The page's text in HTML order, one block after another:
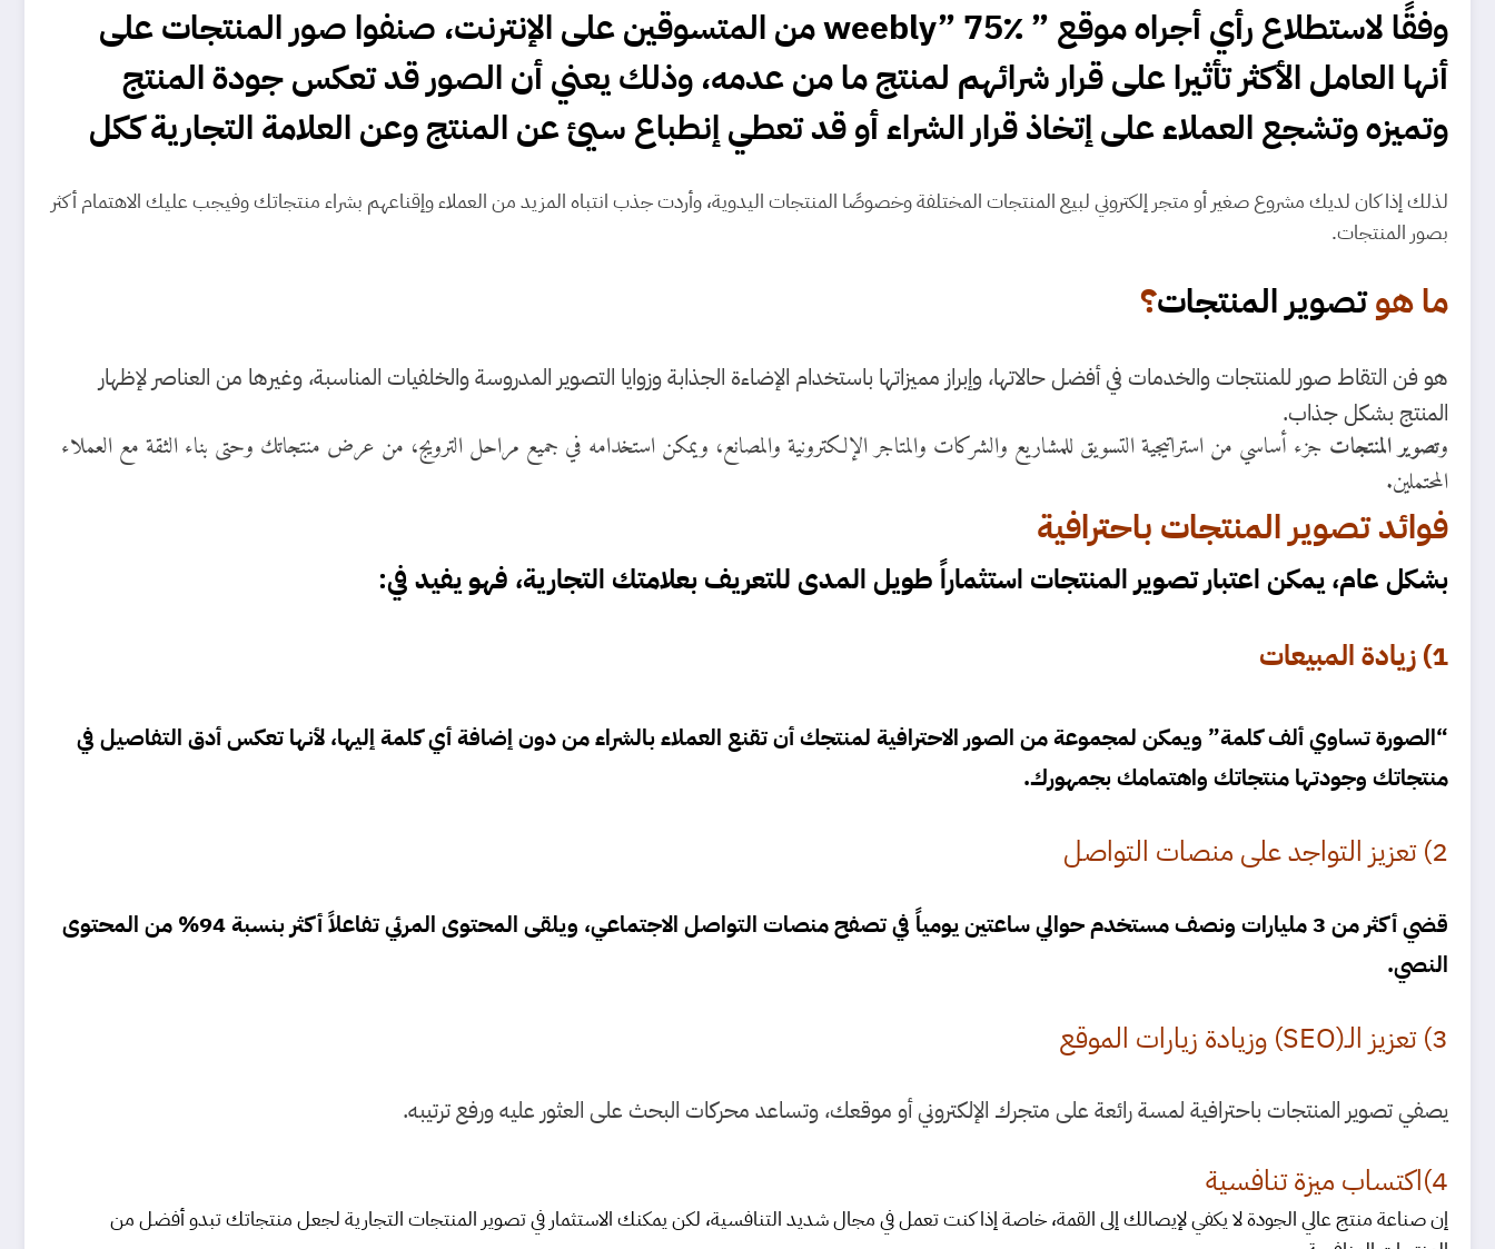
وفقًا لاستطلاع رأي أجراه موقع ” weebly” 75٪ من المتسوقين على الإنترنت، صنفوا صور المنتجات على
أنها العامل الأكثر تأثيرا على قرار شرائهم لمنتج ما من عدمه، وذلك يعني أن الصور قد تعكس جودة المنتج
وتميزه وتشجع العملاء على إتخاذ قرار الشراء أو قد تعطي إنطباع سيئ عن المنتج وعن العلامة التجارية ككل
لذلك إذا كان لديك مشروع صغير أو متجر إلكتروني لبيع المنتجات المختلفة وخصوصًا المنتجات اليدوية، وأردت جذب انتباه المزيد من العملاء وإقناعهم بشراء منتجاتك وفيجب عليك الاهتمام أكثر
بصور المنتجات.
ما هوتصوير المنتجات؟
هو فن التقاط صور للمنتجات والخدمات في أفضل حالاتها، وإبراز مميزاتها باستخدام الإضاءة الجذابة وزوايا التصوير المدروسة والخلفيات المناسبة، وغيرها من العناصر لإظهار
المنتج بشكل جذاب.
وتصوير المنتجات جزء أساسي من استراتيجية التسويق للمشاريع والشركات والمتاجر الإلكترونية والمصانع، ويمكن استخدامه في جميع مراحل الترويج، من عرض منتجاتك وحتى بناء الثقة مع العملاء
المحتملين.
فوائد تصوير المنتجات باحترافية
بشكل عام، يمكن اعتبار تصوير المنتجات استثماراً طويل المدى للتعريف بعلامتك التجارية، فهو يفيد في:
1) زيادة المبيعات
“الصورة تساوي ألف كلمة” ويمكن لمجموعة من الصور الاحترافية لمنتجك أن تقنع العملاء بالشراء من دون إضافة أي كلمة إليها، لأنها تعكس أدق التفاصيل في
منتجاتك وجودتها منتجاتك واهتمامك بجمهورك.
2) تعزيز التواجد على منصات التواصل
قضي أكثر من 3 مليارات ونصف مستخدم حوالي ساعتين يومياً في تصفح منصات التواصل الاجتماعي، ويلقى المحتوى المرئي تفاعلاً أكثر بنسبة 94% من المحتوى
النصي.
3) تعزيز الـ(SEO) وزيادة زيارات الموقع
يصفي تصوير المنتجات باحترافية لمسة رائعة على متجرك الإلكتروني أو موقعك، وتساعد محركات البحث على العثور عليه ورفع ترتيبه.
4)اكتساب ميزة تنافسية
إن صناعة منتج عالي الجودة لا يكفي لإيصالك إلى القمة، خاصة إذا كنت تعمل في مجال شديد التنافسية، لكن يمكنك الاستثمار في تصوير المنتجات التجارية لجعل منتجاتك تبدو أفضل من